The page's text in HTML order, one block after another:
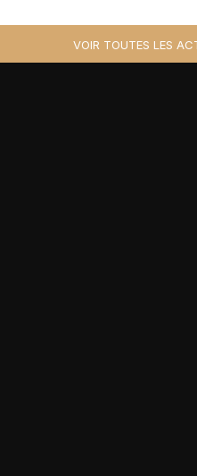
VOIR TOUTES LES